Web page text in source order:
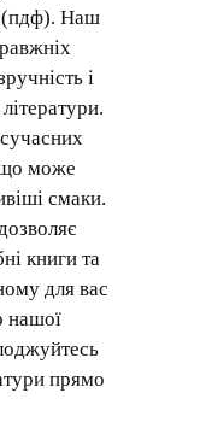
(пдф). Наш
і
що може
смаки.
книги та
для вас
нашої
прямо